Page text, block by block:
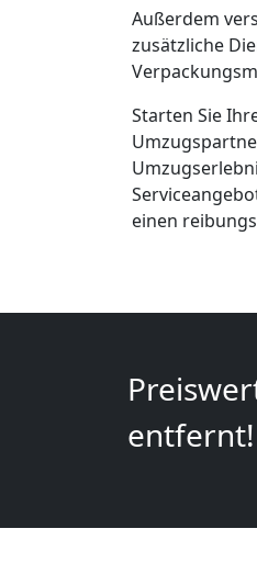
Außerdem
zusätzliche
Starten Sie
einen
entfernt!